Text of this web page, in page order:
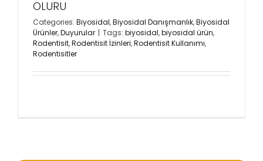
OLURU
Categories: Biyosidal,Biyosidal Danışmanlık,Biyosidal
Ürünler,Duyurular | Tags: biyosidal,biyosidal ürün,
Rodentisit,Rodentisit İzinleri,Rodentisit Kullanımı,
Rodentisitler